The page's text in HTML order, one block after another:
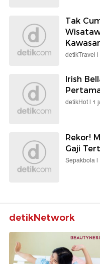
Tak
detikTravel |
Irish
detikHot | 1
Rekor!
Gaji
Sepakbola |
detikNetwork